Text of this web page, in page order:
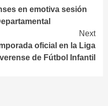
en emotiva sesión
Next
oficial en la Liga
de Fútbol Infantil